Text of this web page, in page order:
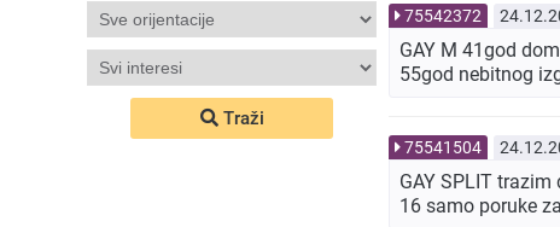
Traži
75542372
GAY M 41god
55god nebitnog
75541504
GAY SPLIT
16 samo poruke